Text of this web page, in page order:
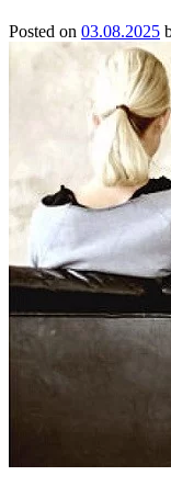
Posted on 03.08.2025